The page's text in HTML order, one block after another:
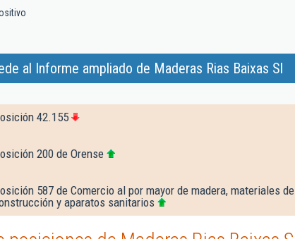
al Informe ampliado de Maderas Rias Baixas Sl
42.155
200 de Orense
587 de Comercio al por mayor de madera, materiales de
y aparatos sanitarios